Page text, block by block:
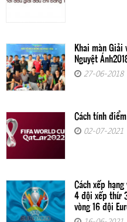
Khai màn Giải
Nguyệt
27-06-2018
Cách tính
02-07-2021
Cách xếp
4 đội xếp thứ
vòng 16 đội